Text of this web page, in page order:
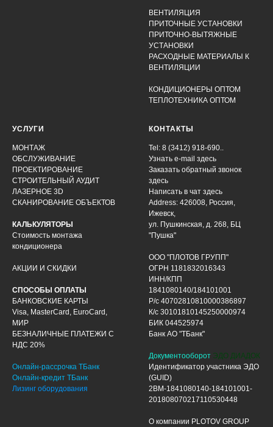
ВЕНТИЛЯЦИЯ
ПРИТОЧНЫЕ УСТАНОВКИ
ПРИТОЧНО-ВЫТЯЖНЫЕ
УСТАНОВКИ
РАСХОДНЫЕ МАТЕРИАЛЫ К
ВЕНТИЛЯЦИИ
КОНДИЦИОНЕРЫ ОПТОМ
ТЕПЛОТЕХНИКА ОПТОМ
УСЛУГИ
МОНТАЖ
ОБСЛУЖИВАНИЕ
ПРОЕКТИРОВАНИЕ
СТРОИТЕЛЬНЫЙ АУДИТ
ЛАЗЕРНОЕ 3D
СКАНИРОВАНИЕ ОБЪЕКТОВ
КАЛЬКУЛЯТОРЫ
Стоимость монтажа
кондиционера
АКЦИИ И СКИДКИ
СПОСОБЫ ОПЛАТЫ
БАНКОВСКИЕ КАРТЫ
Visa, MasterCard, EuroCard,
МИР
БЕЗНАЛИЧНЫЕ ПЛАТЕЖИ С
НДС 20%
Онлайн-рассрочка ТБанк
Онлайн-кредит ТБанк
Лизинг оборудования
КОНТАКТЫ
Tel: 8 (3412) 918-690..
Узнать e-mail здесь
Заказать обратный звонок
здесь
Написать в чат здесь
Address: 426008, Россия,
Ижевск,
ул. Пушкинская, д. 268, БЦ
"Пушка"
ООО "ПЛОТОВ ГРУПП"
ОГРН 1181832016343
ИНН/КПП
1841080140/184101001
Р/с 40702810810000386897
К/с 30101810145250000974
БИК 044525974
Банк АО "ТБанк"
Документооборот ЭДО ДИАДОК
Идентификатор участника ЭДО
(GUID)
2BM-1841080140-184101001-
201808070217110530448
О компании PLOTOV GROUP